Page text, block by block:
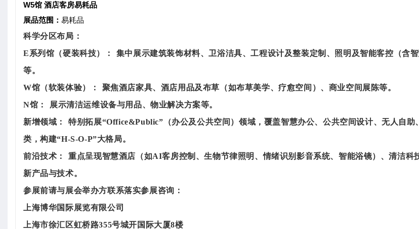
W5馆 酒店客房易耗品
展品范围： 易耗品
科学分区布局：
E系列馆（硬装科技）：
集中展示建筑装饰材料、卫浴洁具、工程设计及整装定制、照明及智能客控（含智
等。
W馆（软装体验）：
聚焦酒店家具、酒店用品及布草（如布草美学、疗愈空间）、商业空间展陈等。
N馆：
展示清洁运维设备与用品、物业解决方案等。
新增领域：
特别拓展“Office&Public”（办公及公共空间）领域，覆盖智慧办公、公共空间设计、无人自助
类，构建“H-S-O-P”大格局。
前沿技术：
重点呈现智慧酒店（如AI客房控制、生物节律照明、情绪识别影音系统、智能浴镜）、清洁科
新产品与技术。
参展前请与展会举办方联系落实参展咨询：
上海博华国际展览有限公司
上海市徐汇区虹桥路355号城开国际大厦8楼